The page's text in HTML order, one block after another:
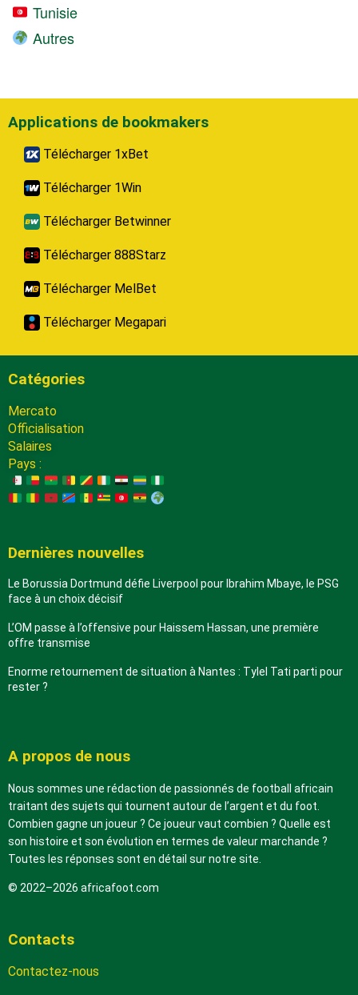
Tunisie
Autres
Applications de bookmakers
Télécharger 1xBet
Télécharger 1Win
Télécharger Betwinner
Télécharger 888Starz
Télécharger MelBet
Télécharger Megapari
Catégories
Mercato
Officialisation
Salaires
Pays :
Dernières nouvelles
Le Borussia Dortmund défie Liverpool pour Ibrahim Mbaye, le PSG
face à un choix décisif
L’OM passe à l’offensive pour Haissem Hassan, une première
offre transmise
Enorme retournement de situation à Nantes : Tylel Tati parti pour
rester ?
A propos de nous
Nous sommes une rédaction de passionnés de football africain
traitant des sujets qui tournent autour de l’argent et du foot.
Combien gagne un joueur ? Ce joueur vaut combien ? Quelle est
son histoire et son évolution en termes de valeur marchande ?
Toutes les réponses sont en détail sur notre site.
© 2022–2026 africafoot.com
Contacts
Contactez-nous